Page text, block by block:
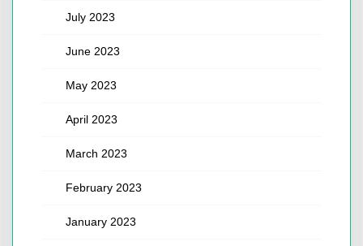
July 2023
June 2023
May 2023
April 2023
March 2023
February 2023
January 2023